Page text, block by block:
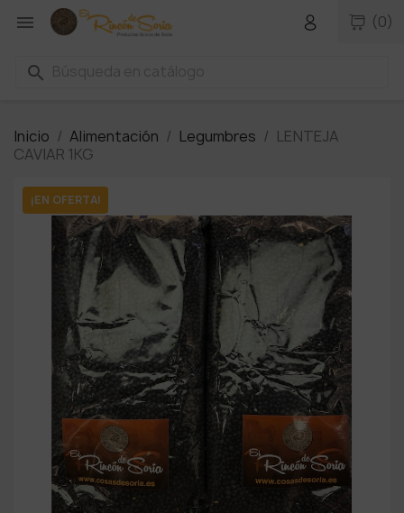
 (0)
search
Inicio Alimentación Legumbres
LENTEJA
CAVIAR 1KG
¡EN OFERTA!